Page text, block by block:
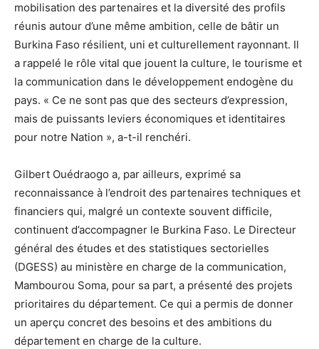
mobilisation des partenaires et la diversité des profils
réunis autour d’une même ambition, celle de bâtir un
Burkina Faso résilient, uni et culturellement rayonnant. Il
a rappelé le rôle vital que jouent la culture, le tourisme et
la communication dans le développement endogène du
pays. « Ce ne sont pas que des secteurs d’expression,
mais de puissants leviers économiques et identitaires
pour notre Nation », a-t-il renchéri.
Gilbert Ouédraogo a, par ailleurs, exprimé sa
reconnaissance à l’endroit des partenaires techniques et
financiers qui, malgré un contexte souvent difficile,
continuent d’accompagner le Burkina Faso. Le Directeur
général des études et des statistiques sectorielles
(DGESS) au ministère en charge de la communication,
Mambourou Soma, pour sa part, a présenté des projets
prioritaires du département. Ce qui a permis de donner
un aperçu concret des besoins et des ambitions du
département en charge de la culture.